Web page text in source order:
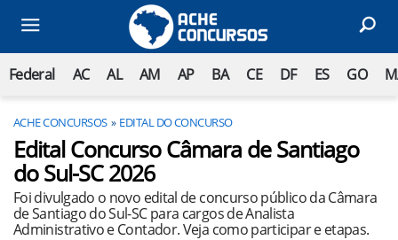
Federal AC AL AM AP BA CE DF ES GO
ACHE CONCURSOS EDITAL DO CONCURSO
Edital Concurso Câmara de Santiago
do Sul-SC 2026
Foi divulgado o novo edital de concurso público da Câmara
de Santiago do Sul-SC para cargos de Analista
Administrativo e Contador. Veja como participar e etapas.